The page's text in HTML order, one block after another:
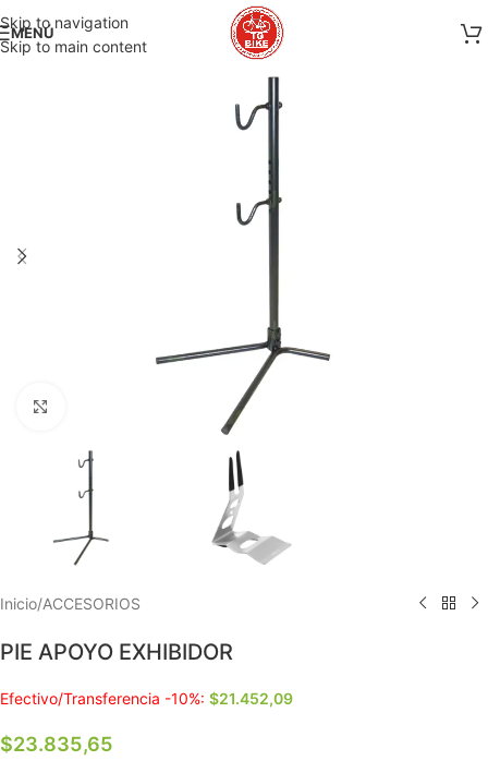
Skip to navigation
Skip to main content
MENÚ
Inicio/ACCESORIOS
PIE APOYO EXHIBIDOR
Efectivo/Transferencia -10%: $21.452,09
$23.835,65